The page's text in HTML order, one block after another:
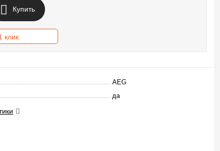
Купить
клик
AEG
да